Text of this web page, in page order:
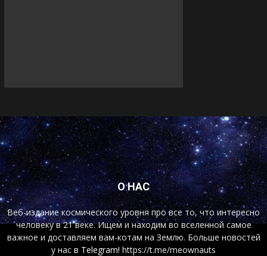
О НАС
Веб-издание космического уровня про все то, что интересно
человеку в 21 веке. Ищем и находим во вселенной самое
важное и доставляем вам-котам на Землю. Больше новостей
у нас в Telegram! https://t.me/meownauts